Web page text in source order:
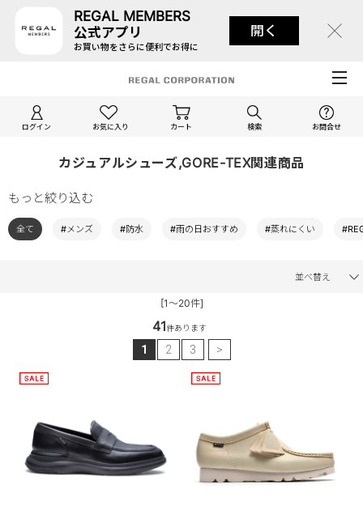
REGAL MEMBERS
公式アプリ
お買い物をさらに便利でお得に
開く
ログイン お気に入り カート 検索 お問合せ
カジュアルシューズ,GORE-TEX関連商品
もっと絞り込む
全て #メンズ #防水 #雨の日おすすめ #蒸れにくい
並べ替え
[1～20件]
41件あります
1 2 3 >